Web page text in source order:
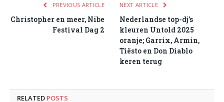
PREVIOUS ARTICLE
Christopher en meer, Nibe
Festival Dag 2
NEXT ARTICLE
Nederlandse top-dj’s
kleuren Untold 2025
oranje; Garrix, Armin,
Tiësto en Don Diablo
keren terug
RELATED POSTS